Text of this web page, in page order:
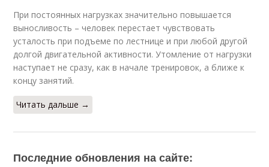
При постоянных нагрузках значительно повышается
выносливость – человек перестает чувствовать
усталость при подъеме по лестнице и при любой другой
долгой двигательной активности. Утомление от нагрузки
наступает не сразу, как в начале тренировок, а ближе к
концу занятий.
Читать дальше →
Последние обновления на сайте: